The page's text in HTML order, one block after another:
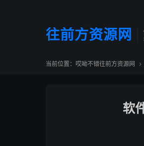
往前方资源网
当前位置： 哎呦不错往前方资源网 
软